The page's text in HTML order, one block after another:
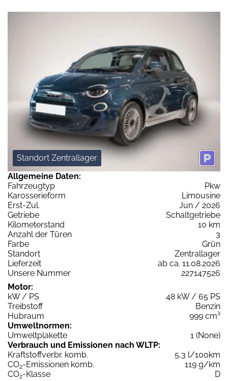
Standort Zentrallager
Allgemeine Daten:
Fahrzeugtyp
Pkw
Karosserieform
Limousine
Erst-Zul.
Jun / 2026
Getriebe
Schaltgetriebe
Kilometerstand
10 km
Anzahl der Türen
3
Farbe
Grün
Standort
Zentrallager
Lieferzeit
ab ca. 11.08.2026
Unsere Nummer
227147526
Motor:
kW / PS
48 kW / 65 PS
Treibstoff
Benzin
Hubraum
999 cm³
Umweltnormen:
Umweltplakette
1 (None)
Verbrauch und Emissionen nach WLTP:
Kraftstoffverbr. komb.
5,3 l/100km
CO2-Emissionen komb.
119 g/km
CO2-Klasse
D